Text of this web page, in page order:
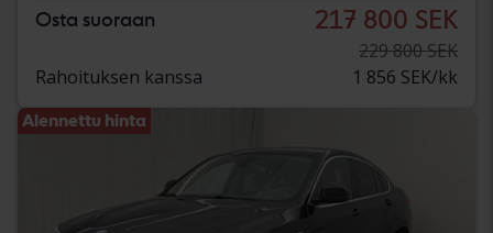
Osta suoraan 217 800 SEK
229 800 SEK
Rahoituksen kanssa
1 856 SEK/kk
Alennettu hinta